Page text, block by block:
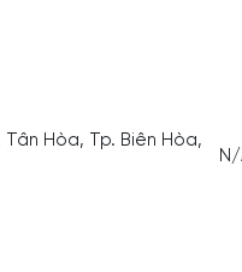
Hòa, Tp. Biên Hòa,